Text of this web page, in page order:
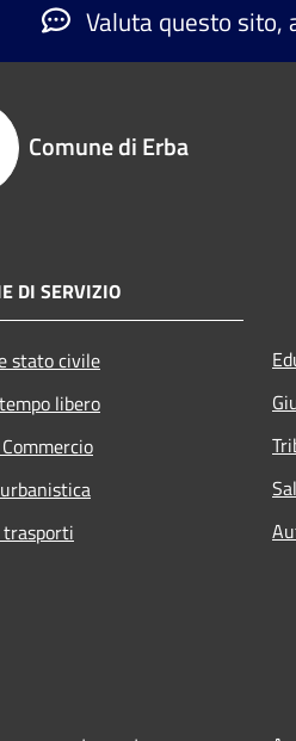
Valuta questo sito,
Comune di Erba
DI SERVIZIO
stato civile
libero